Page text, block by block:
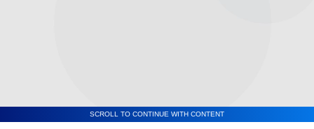
SCROLL TO CONTINUE WITH CONTENT